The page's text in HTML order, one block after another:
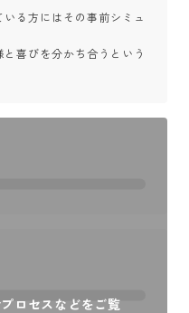
る方にはその事前シミュ
喜びを分かち合うという
ロセスなどをご覧